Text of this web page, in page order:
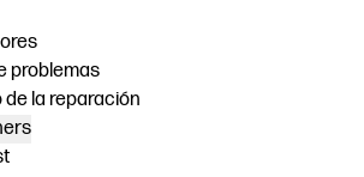
problemas
la reparación